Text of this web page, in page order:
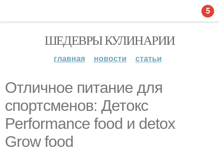
ШЕДЕВРЫ КУЛИНАРИИ
главная новости статьи
Отличное питание для
спортсменов: Детокс
Performance food и detox
Grow food
5